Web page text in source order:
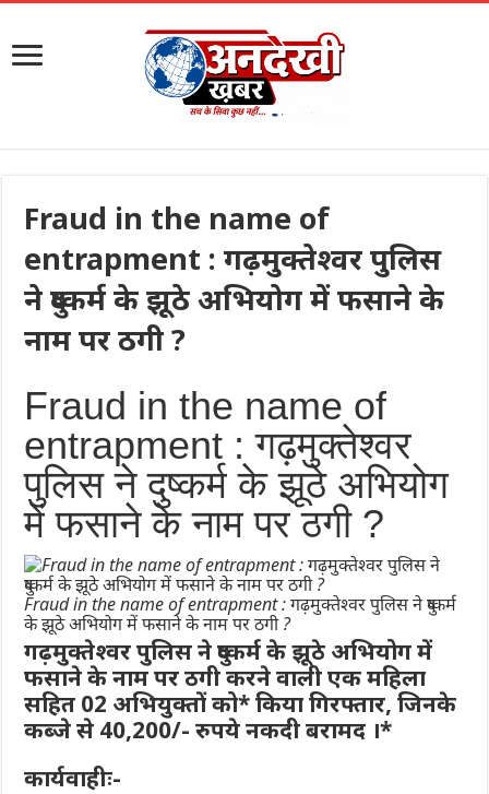
Fraud in the name of
entrapment : गढ़मुक्तेश्वर पुलिस
ने दुष्कर्म के झूठे अभियोग में फसाने के
नाम पर ठगी ?
Fraud in the name of
entrapment : गढ़मुक्तेश्वर
पुलिस ने दुष्कर्म के झूठे अभियोग
में फसाने के नाम पर ठगी ?
Fraud in the name of entrapment : गढ़मुक्तेश्वर पुलिस ने दुष्कर्म
के झूठे अभियोग में फसाने के नाम पर ठगी ?
गढ़मुक्तेश्वर पुलिस ने दुष्कर्म के झूठे अभियोग में
फसाने के नाम पर ठगी करने वाली एक महिला
सहित 02 अभियुक्तों को* किया गिरफ्तार, जिनके
कब्जे से 40,200/- रुपये नकदी बरामद ।*
कार्यवाहीः-